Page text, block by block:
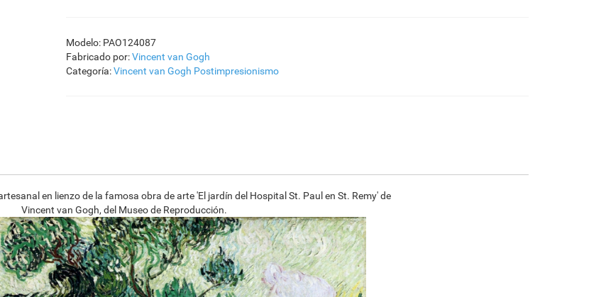
F2833-204
€98.31
Modelo: PAO124087
Fabricado por:Vincent van Gogh
Categoría:Vincent van Gogh Postimpresionismo
en lienzo de la famosa obra de arte 'El jardín del Hospital St. Paul en St. Remy' de
Vincent van Gogh, del Museo de Reproducción.